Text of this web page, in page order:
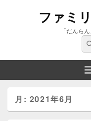
ファミ
「だんら
検
索:
月: 2021年6月